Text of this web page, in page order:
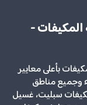
-
بأعلى معايير
وجميع مناطق
سبليت، غسيل